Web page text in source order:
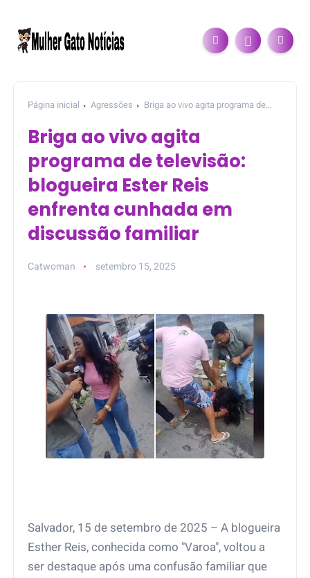
Página inicial Agressões
Briga ao vivo agita programa de
familiar
Briga ao vivo agita
programa de televisão:
blogueira Ester Reis
enfrenta cunhada em
discussão familiar
Catwoman setembro 15, 2025
Salvador, 15 de setembro de 2025 – A blogueira
Esther Reis, conhecida como "Varoa", voltou a
ser destaque após uma confusão familiar que